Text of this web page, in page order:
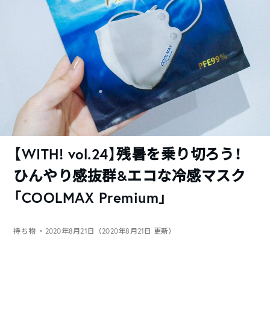
【WITH! vol.24】残暑を乗り切ろう！
ひんやり感抜群&エコな冷感マスク
「COOLMAX Premium」
持ち物 ・2020年8月21日（2020年8月21日 更新）